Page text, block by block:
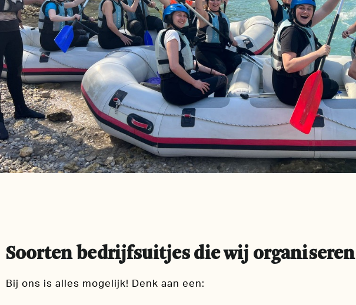
Soorten bedrijfsuitjes die wij organiseren
Bij ons is alles mogelijk! Denk aan een: